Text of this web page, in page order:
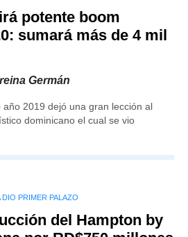
potente boom
sumará más de 4 mil
Germán
año 2019 dejó una gran lección al
dominicano el cual se vio
PRIMER PALAZO
del Hampton by